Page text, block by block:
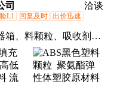
司 洽谈
L1 回复及时 出价迅速
箱、料颗粒、吸收剂、
纤维、爽滑剂、农机
、塑料颗、塑料盒、排
抗静电剂、家具管材、